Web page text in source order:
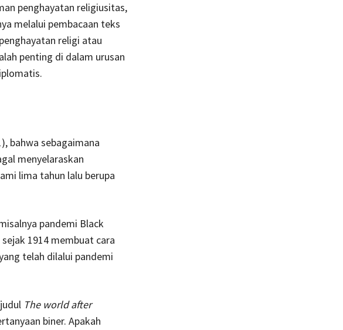
penghayatan religiusitas,
melalui pembacaan teks
religi atau
penting di dalam urusan
bahwa sebagaimana
menyelaraskan
lima tahun lalu berupa
pandemi Black
1914 membuat cara
telah dilalui pandemi
The world after
biner. Apakah